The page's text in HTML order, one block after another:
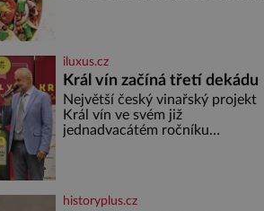
cibule 2 lžíce
iluxus.cz
Král vín začíná třetí dekádu
Největší český vinařský projekt
Král vín ve svém již
jednadvacátém ročníku
historyplus.cz